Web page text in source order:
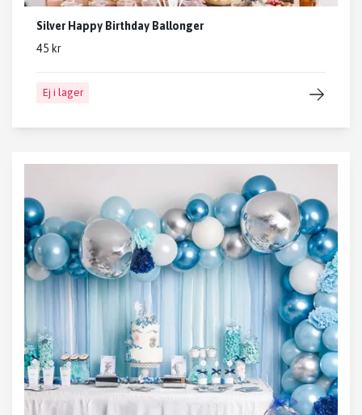
Silver Happy Birthday Ballonger
45 kr
Ej i lager